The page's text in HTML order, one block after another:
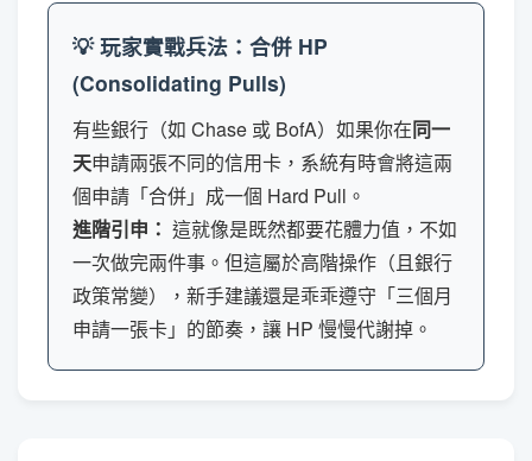
💡 玩家實戰兵法：合併 HP
(Consolidating Pulls)
有些銀行（如 Chase 或 BofA）如果你在同一
天申請兩張不同的信用卡，系統有時會將這兩
個申請「合併」成一個 Hard Pull。
進階引申： 這就像是既然都要花體力值，不如
一次做完兩件事。但這屬於高階操作（且銀行
政策常變），新手建議還是乖乖遵守「三個月
申請一張卡」的節奏，讓 HP 慢慢代謝掉。